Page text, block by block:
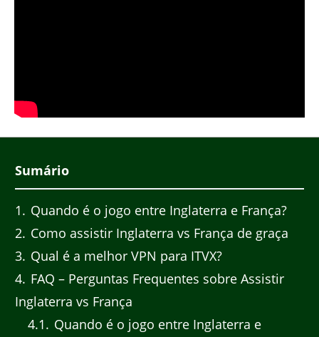
Sumário
1
Quando é o jogo entre Inglaterra e França?
2 Como assistir Inglaterra vs França de graça
3 Qual é a melhor VPN para ITVX?
4 FAQ – Perguntas Frequentes sobre Assistir
Inglaterra vs França
4.1
Quando é o jogo entre Inglaterra e